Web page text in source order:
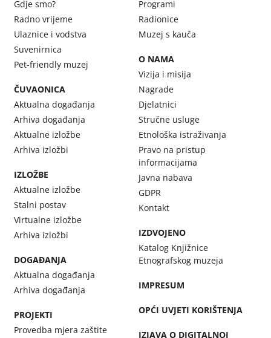
Gdje smo?
Radno vrijeme
Ulaznice i vodstva
Suvenirnica
Pet-friendly muzej
ČUVAONICA
Aktualna događanja
Arhiva događanja
Aktualne izložbe
Arhiva izložbi
IZLOŽBE
Aktualne izložbe
Stalni postav
Virtualne izložbe
Arhiva izložbi
DOGAĐANJA
Aktualna događanja
Arhiva događanja
PROJEKTI
Provedba mjera zaštite
Programi
Radionice
Muzej s kauča
O NAMA
Vizija i misija
Nagrade
Djelatnici
Stručne usluge
Etnološka istraživanja
Pravo na pristup
informacijama
Javna nabava
GDPR
Kontakt
IZDVOJENO
Katalog Knjižnice
Etnografskog muzeja
IMPRESUM
OPĆI UVJETI KORIŠTENJA
IZJAVA O DIGITALNOJ